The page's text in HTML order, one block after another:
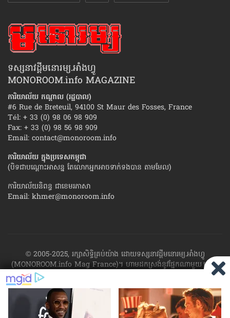
ទស្សនាវដ្ដីមនោរម្យ.អាំងហ្វូ
MONOROOM.info MAGAZINE
ការិយាល័យ កណ្ដាល (រដ្ឋបាល)
#6 Rue de Breteuil, 94100 St Maur des Fosses, France
Tél: + 33 (0) 98 06 98 909
Fax: + 33 (0) 98 56 98 909
Email: contact@monoroom.info
ការិយាល័យ ក្នុង​ប្រទេស​កម្ពុជា
(បិទជាបណ្ដោះអាសន្ន តែលោកអ្នកអាចទាក់ទងបាន តាមមែល)
ការិយាល័យនិពន្ធ ជាខេមរភាសា
Email: khmer@monoroom.info
© 2005-2025, រក្សាសិទ្ធិគ្រប់យ៉ាង ដោយទស្សនាវដ្ដី​មនោរម្យ.អាំងហ្វូ
(MONOROOM.info Mag France)។ ហាម​ដក​ស្រង់​នូវ​ផ្នែក​ណា​មួយ​ ឬ​ផ្នែក​
ទាំង​អស់ ​នៃ​ការ​ផ្សាយ​របស់​ទស្សនាវដ្ដី​​មនោរម្យ.អាំងហ្វូ យក​ទៅ​​បោះពុម្ព នៅ
លើក្រដាស ឬតាម​ប្រព័ន្ធ​អេឡិច​ត្រូនិច - ផ្សាយ​តាម​រលក​ធាតុអាកាស ឬតាមប្រព័ន្ធ
អេឡិចត្រូនិច - សរសេរ​ឡើង​វិញ ឬ​ចែក​ចាយ​ តាមវិធីណាក៏ដោយ ដោយ​គ្មាន​ការ​
យល់ព្រម ជា​លាយ​លក្ខណ៍​អក្សរ​ ពី​ចាងហ្វាង​ការ​ផ្សាយ​។ផ្ទុយមកវិញ ដើម្បី​ទទួល​